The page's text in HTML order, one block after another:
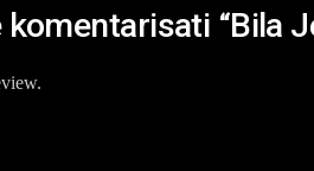
“Bila